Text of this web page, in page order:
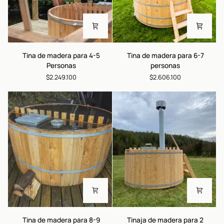
Tina
4-
5
Personas
Tina de madera para 4-5
Personas
$2.249.100
Tina
6-
7
personas
Tina de madera para 6-7
personas
$2.606.100
Tina de madera para 8-9
Tinaja de madera para 2